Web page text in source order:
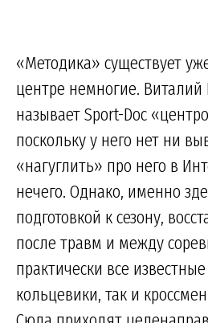
«Методика» существует
центре немногие.
называет Sport-Doc
поскольку у него нет ни
«нагуглить» про него в
нечего. Однако, именно
подготовкой к сезону,
после травм и между
практически все
кольцевики, так и